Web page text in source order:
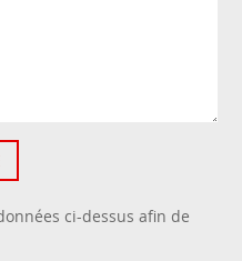
ci-dessus afin de